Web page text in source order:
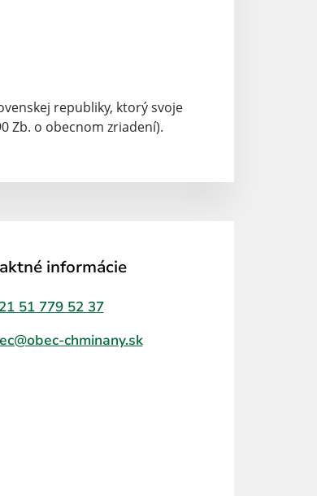
republiky, ktorý svoje
Zb. o obecnom zriadení).
informácie
51 779 52 37
chminany.sk